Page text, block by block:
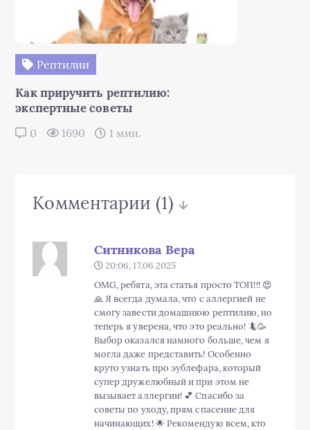
Рептилии
Как приручить рептилию:
экспертные советы
0 1690 1 мин.
Комментарии (1)
Ситникова Вера
20:06, 17.06.2025
OMG, ребята, эта статья просто ТОП!!! 😍
🙏 Я всегда думала, что с аллергией не
смогу завести домашнюю рептилию, но
теперь я уверена, что это реально! 🦎🥳
Выбор оказался намного больше, чем я
могла даже представить! Особенно
круто узнать про эублефара, который
супер дружелюбный и при этом не
вызывает аллергии! 💕 Спасибо за
советы по уходу, прям спасение для
начинающих! 🌟 Рекомендую всем, кто